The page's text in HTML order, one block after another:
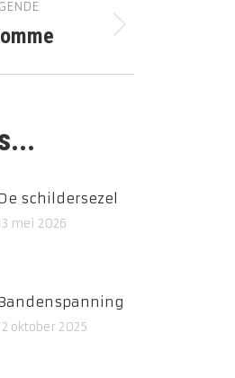
Volgend
schildersezel
13 mei 2026
12 oktober 2025